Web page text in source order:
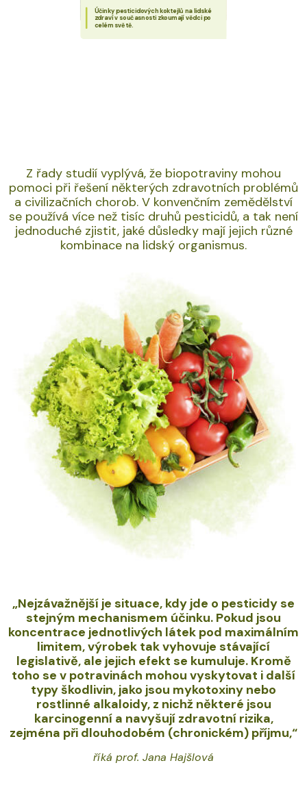
Účinky pesticidových koktejlů na lidské
zdraví v současnosti zkoumají vědci po
celém světě.
Z řady studií vyplývá, že biopotraviny mohou
pomoci při řešení některých zdravotních problémů
a civilizačních chorob. V konvenčním zemědělství
se používá více než tisíc druhů pesticidů, a tak není
jednoduché zjistit, jaké důsledky mají jejich různé
kombinace na lidský organismus.
„Nejzávažnější je situace, kdy jde o pesticidy se
stejným mechanismem účinku. Pokud jsou
koncentrace jednotlivých látek pod maximálním
limitem, výrobek tak vyhovuje stávající
legislativě, ale jejich efekt se kumuluje. Kromě
toho se v potravinách mohou vyskytovat i další
typy škodlivin, jako jsou mykotoxiny nebo
rostlinné alkaloidy, z nichž některé jsou
karcinogenní a navyšují zdravotní rizika,
zejména při dlouhodobém (chronickém) příjmu,“
říká prof. Jana Hajšlová